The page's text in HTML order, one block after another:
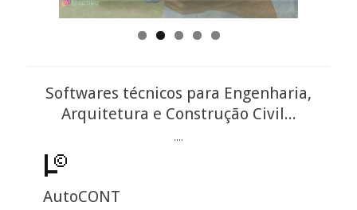
Softwares técnicos para Engenharia,
Arquitetura e Construção Civil...
....
AutoCONT